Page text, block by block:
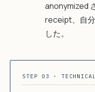
anonymized
receipt、自
した。
STEP 03 ·